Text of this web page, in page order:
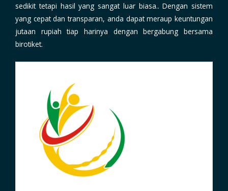
sedikittetapi hasil yang sangat luar biasa.. Dengan sistem
yang cepat dan transparan, anda dapat meraup keuntungan
jutaan rupiah tiap harinya dengan bergabung bersama
birotiket.